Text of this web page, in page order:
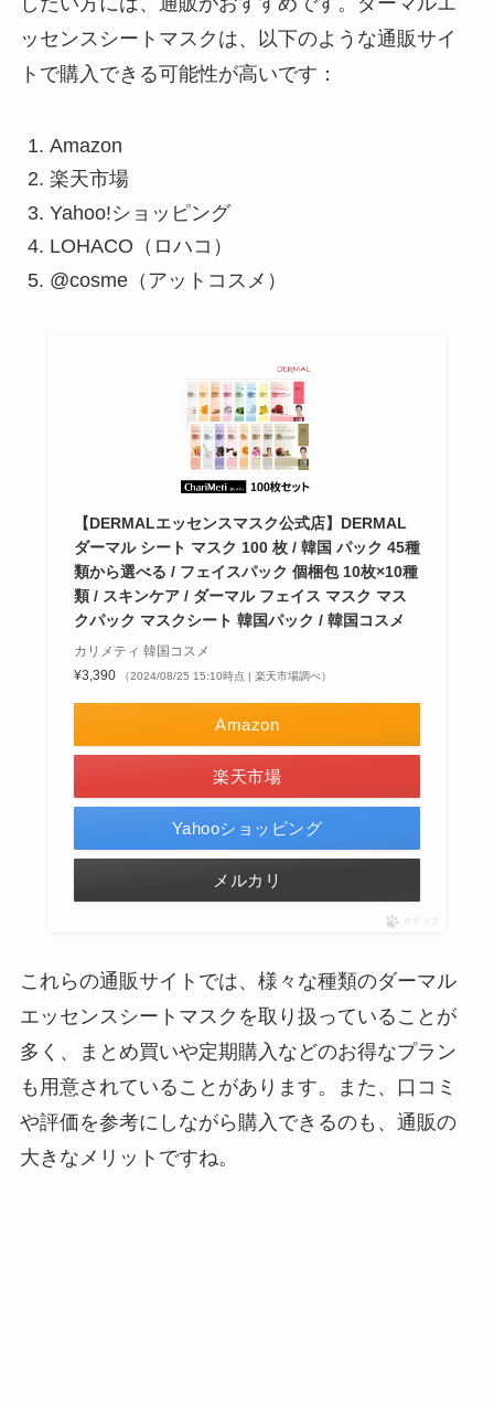
ッセンスシートマスクは、以下のような通販サイ
トで購入できる可能性が高いです：
Amazon
楽天市場
Yahoo!ショッピング
LOHACO（ロハコ）
@cosme（アットコスメ）
【DERMALエッセンスマスク公式店】DERMAL
ダーマル シート マスク 100 枚 / 韓国 パック 45種
類から選べる / フェイスパック 個梱包 10枚×10種
類 / スキンケア / ダーマル フェイス マスク マス
クパック マスクシート 韓国パック / 韓国コスメ
カリメティ 韓国コスメ
¥3,390
（2024/08/25 15:10時点 | 楽天市場調べ）
Amazon
楽天市場
Yahooショッピング
メルカリ
ポチップ
これらの通販サイトでは、様々な種類のダーマル
エッセンスシートマスクを取り扱っていることが
多く、まとめ買いや定期購入などのお得なプラン
も用意されていることがあります。また、口コミ
や評価を参考にしながら購入できるのも、通販の
大きなメリットですね。